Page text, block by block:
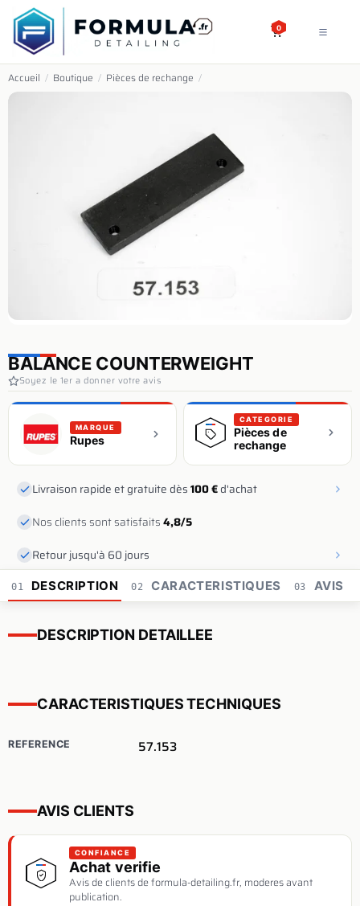
SE RENDRE AU CONTENU
0
Accueil / Boutique / Pièces de rechange /
BALANCE COUNTERWEIGHT
Soyez le 1er a donner votre avis
MARQUE
Rupes
CATEGORIE
Pièces de
rechange
Livraison rapide et gratuite dès100 €d'achat
Nos clients sont satisfaits4,8/5
Retour jusqu'à 60 jours
01 DESCRIPTION 02 CARACTERISTIQUES 03 AVIS
DESCRIPTION DETAILLEE
CARACTERISTIQUES TECHNIQUES
REFERENCE 57.153
AVIS CLIENTS
CONFIANCE
Achat verifie
Avis de clients de formula-detailing.fr, moderes avant
publication.